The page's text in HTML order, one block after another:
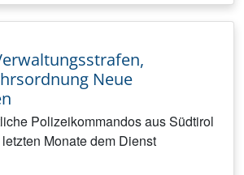
Neue
Polizeikommandos aus Südtirol
Monate dem Dienst